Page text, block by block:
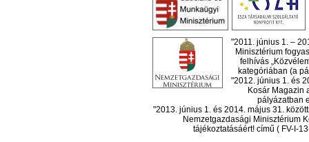
"2011. június 1. –
Minisztérium
felhívás
kategóriában (a
"2012. június 1. és
Kosár Magazin
pályázatban
"2013. június 1. és 2014. május 31.
Nemzetgazdasági Minisztérium
tájékoztatásáért! című ( FV-I-